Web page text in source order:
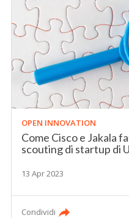
OPEN INNOVATION
Come Cisco e Jakala
scouting di startup di
13 Apr 2023
Condividi